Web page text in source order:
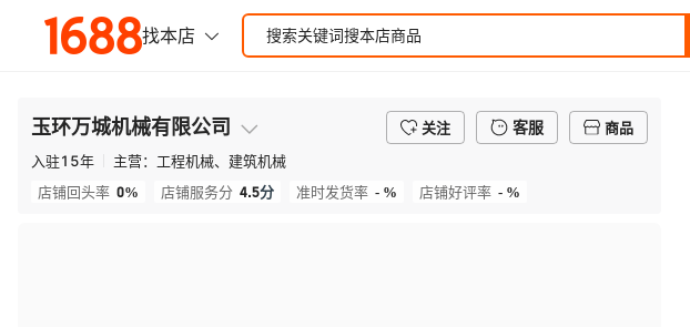
玉环万城机械有限公司 关注 客服
商品
入驻15年 主营： 工程机械、建筑机械
店铺回头率 0% 店铺服务分 4.5分 准时发货率 - % 店铺好评率 - %